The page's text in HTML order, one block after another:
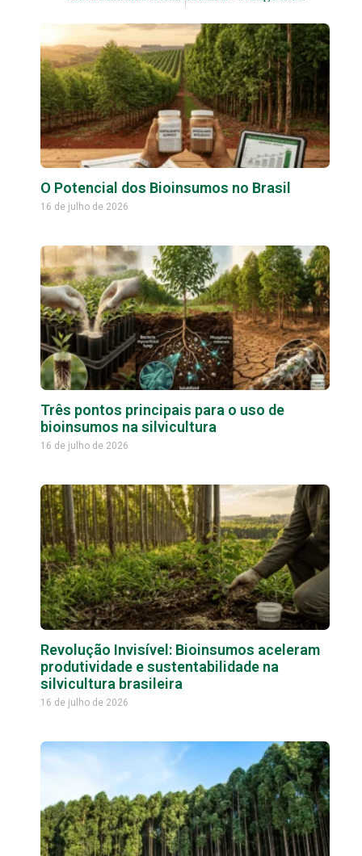
O Potencial dos Bioinsumos no Brasil
16 de julho de 2026
Três pontos principais para o uso de
bioinsumos na silvicultura
16 de julho de 2026
Revolução Invisível: Bioinsumos aceleram
produtividade e sustentabilidade na
silvicultura brasileira
16 de julho de 2026